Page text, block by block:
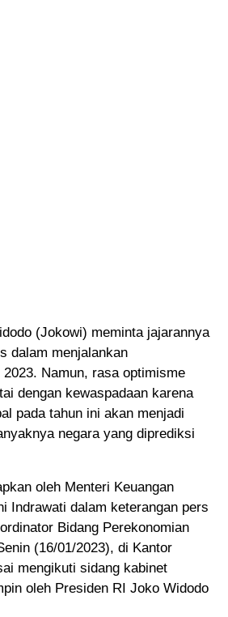
(Jokowi) meminta jajarannya
dalam menjalankan
Namun, rasa optimisme
dengan kewaspadaan karena
pada tahun ini akan menjadi
negara yang diprediksi
oleh Menteri Keuangan
Indrawati dalam keterangan pers
Bidang Perekonomian
(16/01/2023), di Kantor
mengikuti sidang kabinet
oleh Presiden RI Joko Widodo